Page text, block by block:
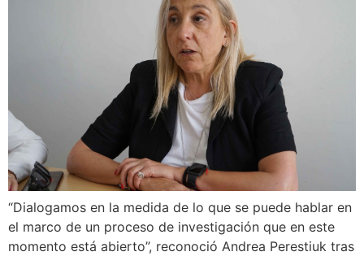
“Dialogamos en la medida de lo que se puede hablar en
el marco de un proceso de investigación que en este
momento está abierto”, reconoció Andrea Perestiuk tras